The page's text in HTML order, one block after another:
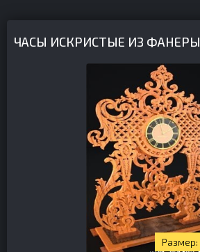
ЧАСЫ ИСКРИСТЫЕ ИЗ ФАНЕРЫ